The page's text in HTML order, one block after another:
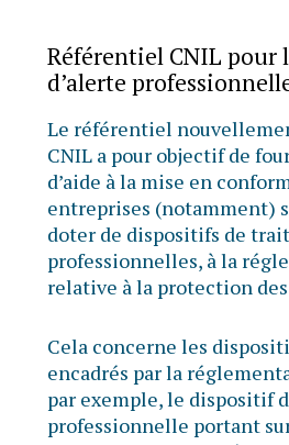
Référentiel CNIL pour
d’alerte
Le référentiel
CNIL a pour objectif de
d’aide à la mise en
entreprises (notamment)
doter de dispositifs de
professionnelles, à la
relative à la protection
Cela concerne les
encadrés par la
par exemple, le dispositif
professionnelle portant